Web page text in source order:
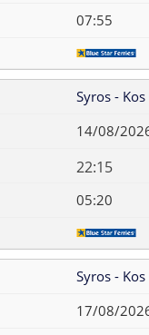
07:55
Syros - Kos
14/08/
22:15
05:20
Syros - Kos
17/08/